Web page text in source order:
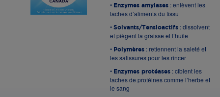
• Enzymes amylases : enlèvent les
taches d’aliments du tissu
• Solvants/Tensioactifs : dissolvent
et piègent la graisse et l’huile
• Polymères : retiennent la saleté et
les salissures pour les rincer
• Enzymes protéases : ciblent les
taches de protéines comme l’herbe et
le sang